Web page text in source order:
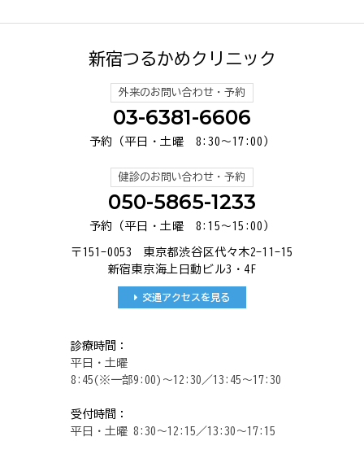
新宿つるかめクリニック
外来のお問い合わせ・予約
03-6381-6606
予約（平日・土曜 8:30～17:00）
健診のお問い合わせ・予約
050-5865-1233
予約（平日・土曜 8:15～15:00）
〒151-0053 東京都渋谷区代々木2-11-15
新宿東京海上日動ビル3・4F
交通アクセスを見る
診療時間：
平日・土曜
8:45(※一部9:00)～12:30／13:45～17:30
受付時間：
平日・土曜 8:30～12:15／13:30～17:15